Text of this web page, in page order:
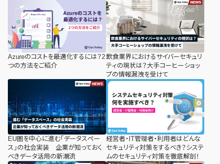
Azureのコストを最適化するには？2
つの方法をご紹介
飲食業界におけるサイバーセキュリ
ティの現状は？大手コーヒーショッ
プの情報漏洩を受けて
EU圏を中心に進む「データスペー
ス」の社会実装 企業が知っておく
べきデータ活用の新潮流
経営者・IT管理者・利用者はどんな
セキュリティ対策をするべき？システ
ムのセキュリティ対策を徹底解剖！